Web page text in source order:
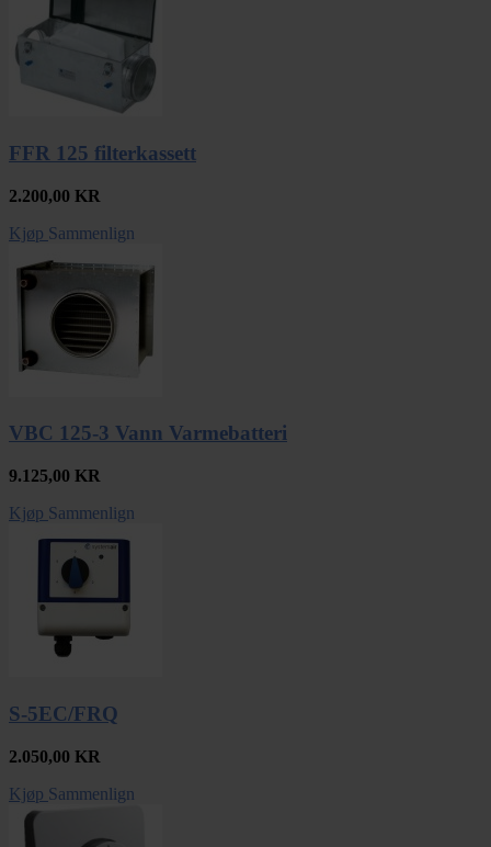
FFR 125 filterkassett
2.200,00 KR
Kjøp Sammenlign
VBC 125-3 Vann Varmebatteri
9.125,00 KR
Kjøp Sammenlign
S-5EC/FRQ
2.050,00 KR
Kjøp Sammenlign